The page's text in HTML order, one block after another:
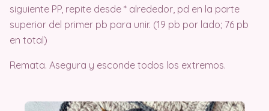
siguiente PP, repite desde * alrededor, pd en la parte
superior del primer pb para unir. (19 pb por lado; 76 pb
en total)
Remata. Asegura y esconde todos los extremos.